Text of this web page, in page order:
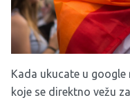
Kada ukucate u google
koje se direktno vežu